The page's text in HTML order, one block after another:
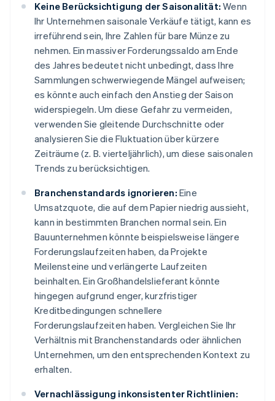
Keine Berücksichtigung der Saisonalität: Wenn
Ihr Unternehmen saisonale Verkäufe tätigt, kann es
irreführend sein, Ihre Zahlen für bare Münze zu
nehmen. Ein massiver Forderungssaldo am Ende
des Jahres bedeutet nicht unbedingt, dass Ihre
Sammlungen schwerwiegende Mängel aufweisen;
es könnte auch einfach den Anstieg der Saison
widerspiegeln. Um diese Gefahr zu vermeiden,
verwenden Sie gleitende Durchschnitte oder
analysieren Sie die Fluktuation über kürzere
Zeiträume (z. B. vierteljährlich), um diese saisonalen
Trends zu berücksichtigen.
Branchenstandards ignorieren: Eine
Umsatzquote, die auf dem Papier niedrig aussieht,
kann in bestimmten Branchen normal sein. Ein
Bauunternehmen könnte beispielsweise längere
Forderungslaufzeiten haben, da Projekte
Meilensteine und verlängerte Laufzeiten
beinhalten. Ein Großhandelslieferant könnte
hingegen aufgrund enger, kurzfristiger
Kreditbedingungen schnellere
Forderungslaufzeiten haben. Vergleichen Sie Ihr
Verhältnis mit Branchenstandards oder ähnlichen
Unternehmen, um den entsprechenden Kontext zu
erhalten.
Vernachlässigung inkonsistenter Richtlinien: